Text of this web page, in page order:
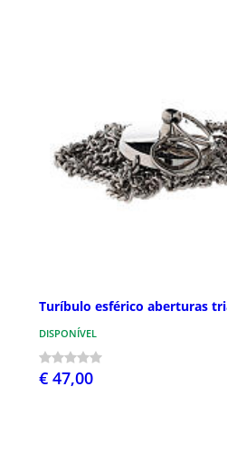
Turíbulo esférico aberturas
DISPONÍVEL
€ 47,00